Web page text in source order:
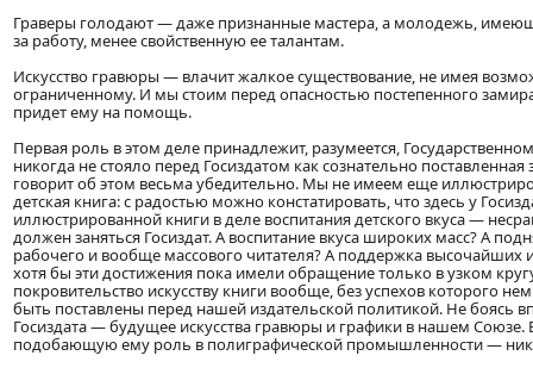
Граверы голодают — даже признанные мастера, а молодежь,
за работу, менее свойственную ее талантам.
Искусство гравюры — влачит жалкое существование, не имея
ограниченному. И мы стоим перед опасностью постепенного
придет ему на помощь.
Первая роль в этом деле принадлежит, разумеется,
никогда не стояло перед Госиздатом как сознательно
говорит об этом весьма убедительно. Мы не имеем еще
детская книга: с радостью можно констатировать, что здесь у
иллюстрированной книги в деле воспитания детского вкуса —
должен заняться Госиздат. А воспитание вкуса широких масс? А
рабочего и вообще массового читателя? А поддержка высочайших
хотя бы эти достижения пока имели обращение только в узком
покровительство искусству книги вообще, без успехов которого
быть поставлены перед нашей издательской политикой. Не боясь
Госиздата — будущее искусства гравюры и графики в нашем Союзе.
подобающую ему роль в полиграфической промышленности —